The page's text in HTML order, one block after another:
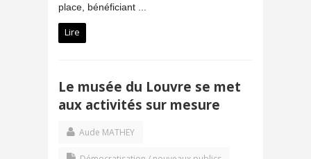
place, bénéficiant ...
Lire
Le musée du Louvre se met
aux activités sur mesure
Aude MATHEY